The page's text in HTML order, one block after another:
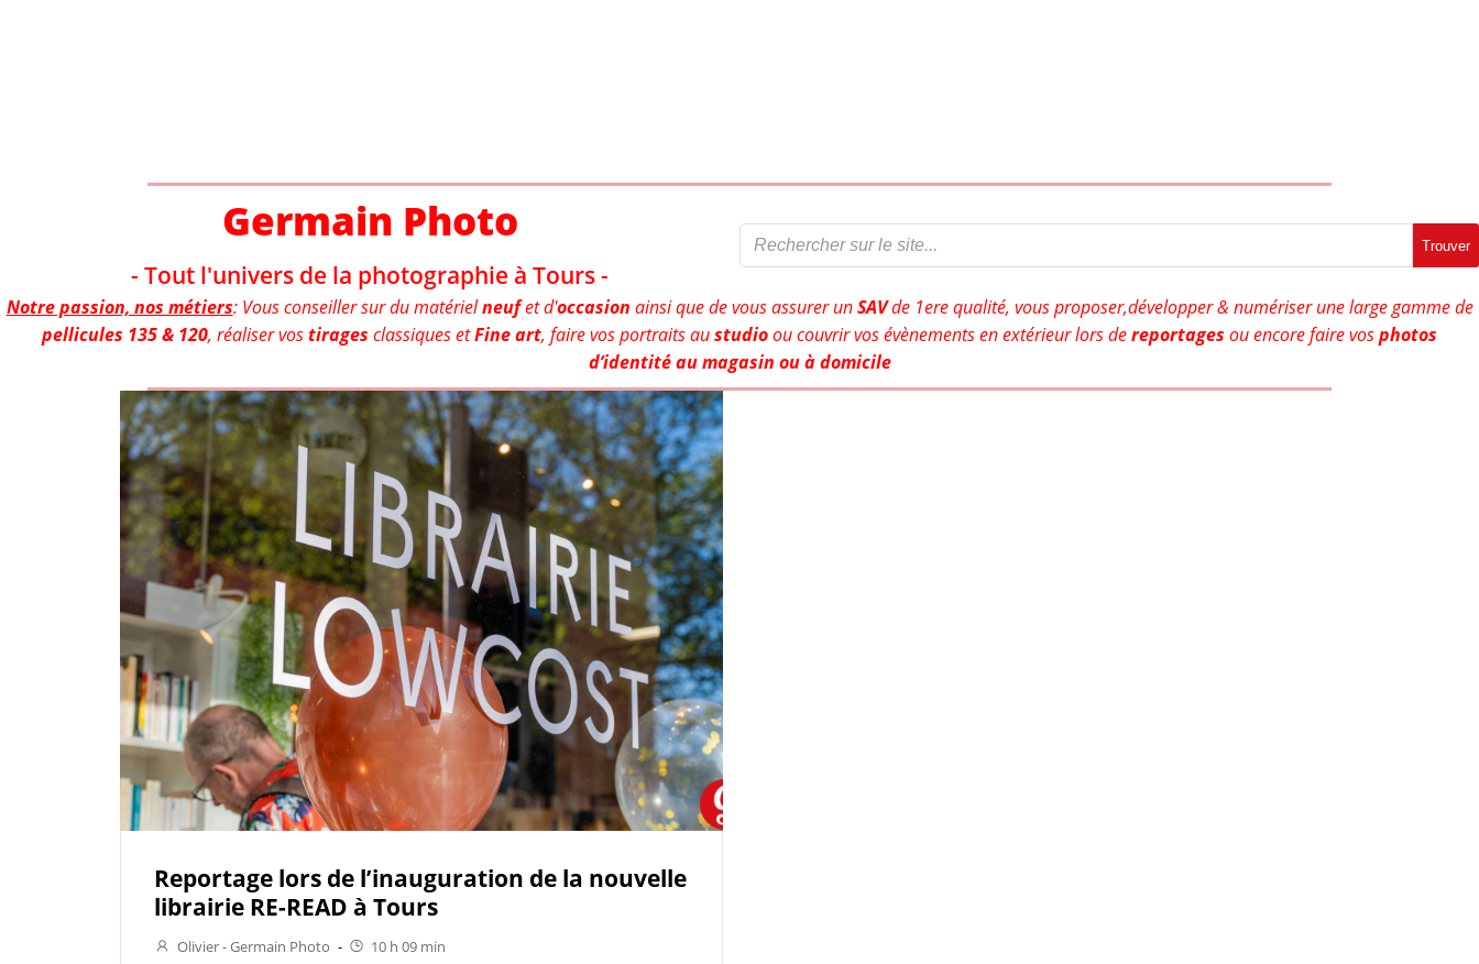
Germain Photo
- Tout l'univers de la photographie à Tours -
Trouver
Notre passion, nos métiers: Vous conseiller sur du matérielneuf et d'occasion ainsi que de vous assurer unSAVde 1ere qualité, vous proposer,développer & numériser une large gamme de
pellicules 135 & 120, réaliser vostirages classiques etFine art, faire vos portraits austudioou couvrir vos évènements en extérieur lors dereportages ou encore faire vosphotos
d’identité au magasin ou à domicile
Reportage lors de l’inauguration de la nouvelle
librairie RE-READ à Tours
Olivier - Germain Photo - 10 h 09 min